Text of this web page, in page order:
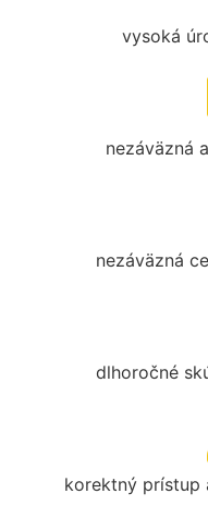
vysoká
nezáväzná
nezáväzná
dlhoročné
korektný prístup